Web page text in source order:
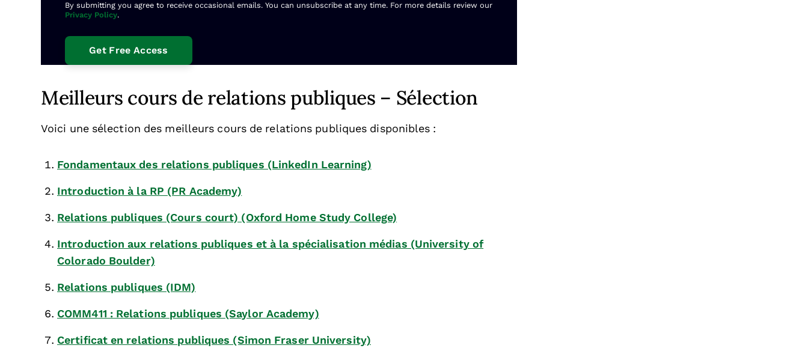
By submitting you agree to receive occasional emails. You can unsubscribe at any time. For more details review our
Privacy Policy.
Meilleurs cours de relations publiques – Sélection
Voici une sélection des meilleurs cours de relations publiques disponibles :
Fondamentaux des relations publiques (LinkedIn Learning)
Introduction à la RP (PR Academy)
Relations publiques (Cours court) (Oxford Home Study College)
Introduction aux relations publiques et à la spécialisation médias (University of
Colorado Boulder)
Relations publiques (IDM)
COMM411 : Relations publiques (Saylor Academy)
Certificat en relations publiques (Simon Fraser University)